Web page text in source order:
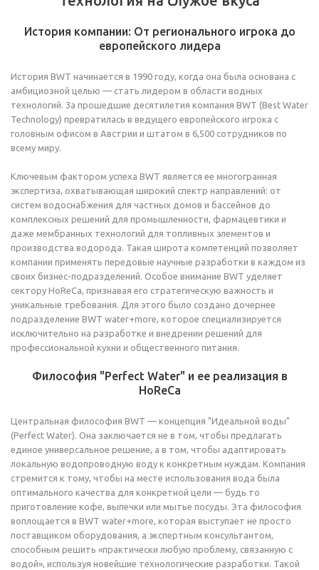
История компании: От регионального игрока до
европейского лидера
История BWT начинается в 1990 году, когда она была основана с
амбициозной целью — стать лидером в области водных
технологий. За прошедшие десятилетия компания BWT (Best Water
Technology) превратилась в ведущего европейского игрока с
головным офисом в Австрии и штатом в 6,500 сотрудников по
всему миру.
Ключевым фактором успеха BWT является ее многогранная
экспертиза, охватывающая широкий спектр направлений: от
систем водоснабжения для частных домов и бассейнов до
комплексных решений для промышленности, фармацевтики и
даже мембранных технологий для топливных элементов и
производства водорода. Такая широта компетенций позволяет
компании применять передовые научные разработки в каждом из
своих бизнес-подразделений. Особое внимание BWT уделяет
сектору HoReCa, признавая его стратегическую важность и
уникальные требования. Для этого было создано дочернее
подразделение BWT water+more, которое специализируется
исключительно на разработке и внедрении решений для
профессиональной кухни и общественного питания.
Философия "Perfect Water" и ее реализация в
HoReCa
Центральная философия BWT — концепция "Идеальной воды"
(Perfect Water). Она заключается не в том, чтобы предлагать
единое универсальное решение, а в том, чтобы адаптировать
локальную водопроводную воду к конкретным нуждам. Компания
стремится к тому, чтобы на месте использования вода была
оптимального качества для конкретной цели — будь то
приготовление кофе, выпечки или мытье посуды. Эта философия
воплощается в BWT water+more, которая выступает не просто
поставщиком оборудования, а экспертным консультантом,
способным решить «практически любую проблему, связанную с
водой», используя новейшие технологические разработки. Такой